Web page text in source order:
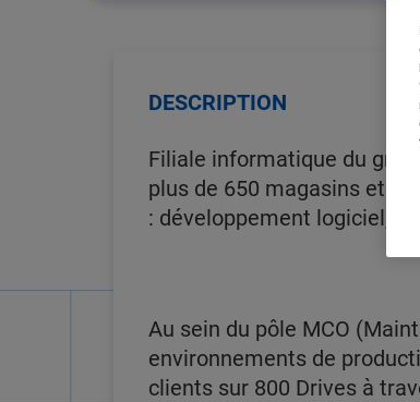
DESCRIPTION
Filiale informatique du
plus de 650 magasins et
: développement logiciel,
Au sein du pôle MCO
environnements de
clients sur 800 Drives à